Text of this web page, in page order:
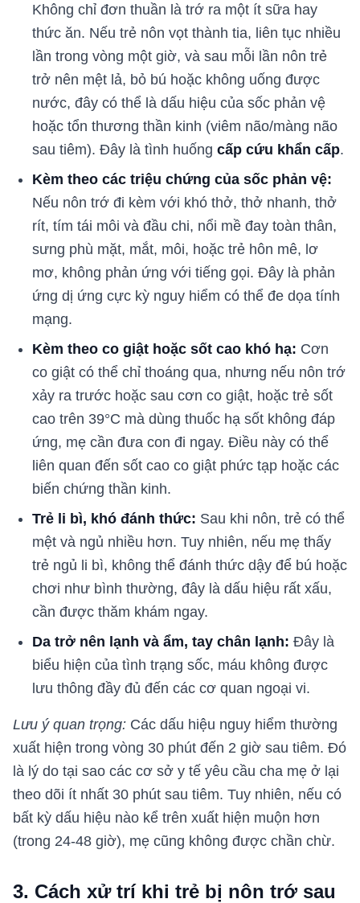
Không chỉ đơn thuần là trớ ra một ít sữa hay
thức ăn. Nếu trẻ nôn vọt thành tia, liên tục nhiều
lần trong vòng một giờ, và sau mỗi lần nôn trẻ
trở nên mệt lả, bỏ bú hoặc không uống được
nước, đây có thể là dấu hiệu của sốc phản vệ
hoặc tổn thương thần kinh (viêm não/màng não
sau tiêm). Đây là tình huống cấp cứu khẩn cấp.
Kèm theo các triệu chứng của sốc phản vệ:
Nếu nôn trớ đi kèm với khó thở, thở nhanh, thở
rít, tím tái môi và đầu chi, nổi mề đay toàn thân,
sưng phù mặt, mắt, môi, hoặc trẻ hôn mê, lơ
mơ, không phản ứng với tiếng gọi. Đây là phản
ứng dị ứng cực kỳ nguy hiểm có thể đe dọa tính
mạng.
Kèm theo co giật hoặc sốt cao khó hạ: Cơn
co giật có thể chỉ thoáng qua, nhưng nếu nôn trớ
xảy ra trước hoặc sau cơn co giật, hoặc trẻ sốt
cao trên 39°C mà dùng thuốc hạ sốt không đáp
ứng, mẹ cần đưa con đi ngay. Điều này có thể
liên quan đến sốt cao co giật phức tạp hoặc các
biến chứng thần kinh.
Trẻ li bì, khó đánh thức: Sau khi nôn, trẻ có thể
mệt và ngủ nhiều hơn. Tuy nhiên, nếu mẹ thấy
trẻ ngủ li bì, không thể đánh thức dậy để bú hoặc
chơi như bình thường, đây là dấu hiệu rất xấu,
cần được thăm khám ngay.
Da trở nên lạnh và ẩm, tay chân lạnh: Đây là
biểu hiện của tình trạng sốc, máu không được
lưu thông đầy đủ đến các cơ quan ngoại vi.
Lưu ý quan trọng: Các dấu hiệu nguy hiểm thường
xuất hiện trong vòng 30 phút đến 2 giờ sau tiêm. Đó
là lý do tại sao các cơ sở y tế yêu cầu cha mẹ ở lại
theo dõi ít nhất 30 phút sau tiêm. Tuy nhiên, nếu có
bất kỳ dấu hiệu nào kể trên xuất hiện muộn hơn
(trong 24-48 giờ), mẹ cũng không được chần chừ.
3. Cách xử trí khi trẻ bị nôn trớ sau